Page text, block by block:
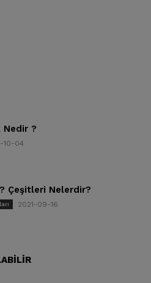
Nedir ?
10-04
Çeşitleri Nelerdir?
2021-09-16